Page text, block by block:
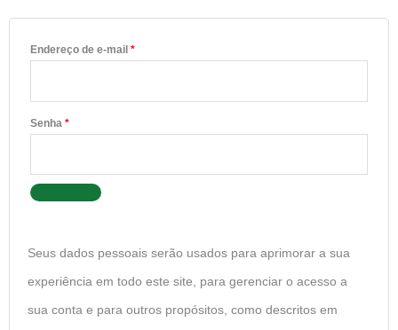
Endereço de e-mail *
Senha *
Seus dados pessoais serão usados para aprimorar a sua
experiência em todo este site, para gerenciar o acesso a
sua conta e para outros propósitos, como descritos em